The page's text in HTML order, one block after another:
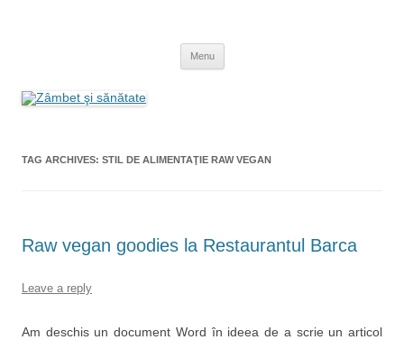
Menu
TAG ARCHIVES: STIL DE ALIMENTAŢIE RAW VEGAN
Raw vegan goodies la Restaurantul Barca
Leave a reply
Am deschis un document Word în ideea de a scrie un articol